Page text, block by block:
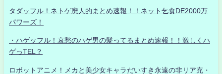
タダッフル！ネトゲ廃人的まとめ速報！！ネット乞食DE2000万
パワーズ！
・ハゲッフル！哀愁のハゲ男の髪ってるまとめ速報！！激しくハ
ゲっTEL？
ロボットアニメ！メカと美少女キャラだいすき永遠の非リア充・